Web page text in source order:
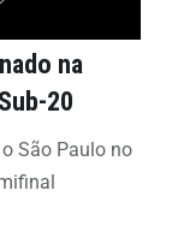
na
20
São Paulo no